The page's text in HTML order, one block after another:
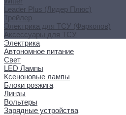
Leader Plus (Лидер Плюс)
Трейлер
Электрика для ТСУ (Фаркопов)
Аксессуары для ТСУ
Электрика
Автономное питание
Свет
LED Лампы
Ксеноновые лампы
Блоки розжига
Линзы
Вольтеры
Зарядные устройства